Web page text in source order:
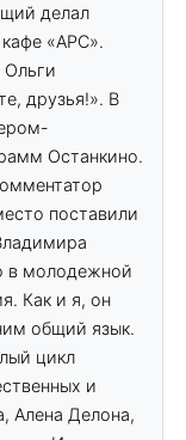
делал
«АРС».
Ольги
друзья!». В
Останкино.
поставили
в молодежной
Как и я, он
общий язык.
цикл
и
Алена Делона,